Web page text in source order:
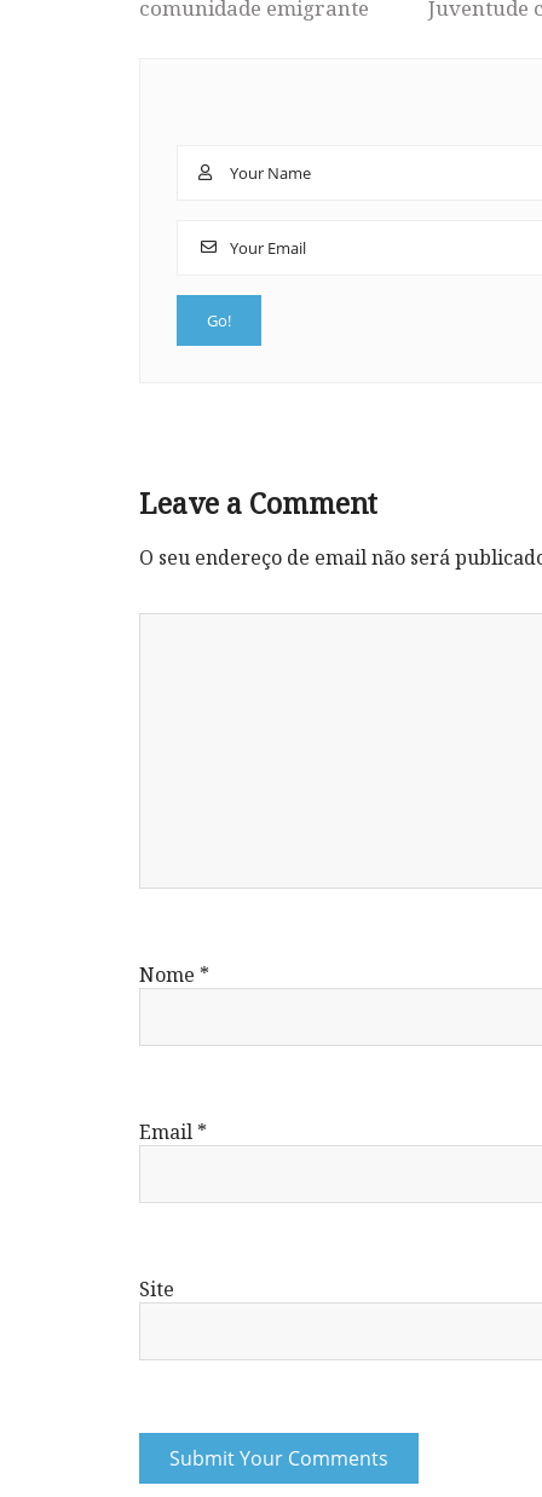
comunidade emigrante Juventude
Leave a Comment
O seu endereço de email não será
Nome *
Email *
Site